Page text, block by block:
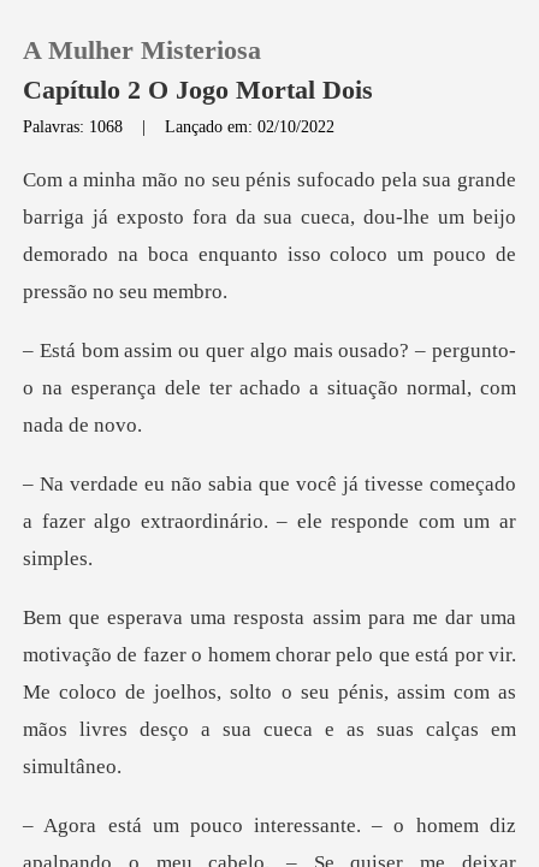
0
Loja
Sair
A Mulher Misteriosa
Capítulo 2 O Jogo Mortal Dois
Palavras: 1068 |Lançado em: 02/10/2022
a já exposto fora da sua cueca, dou-lhe um beijo
demorado na
o? – pergunto-
o na esperança dele ter ac
ivesse começado
a fazer algo extraordin
omem chorar pelo que está por vir.
Me coloco de joelhos, solto o seu pénis
diz